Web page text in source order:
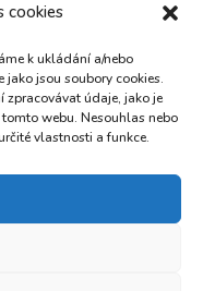
cookies
k ukládání a/nebo
jsou soubory cookies.
údaje, jako je
webu. Nesouhlas nebo
vlastnosti a funkce.
Vytvořilo studio
s.r.o.